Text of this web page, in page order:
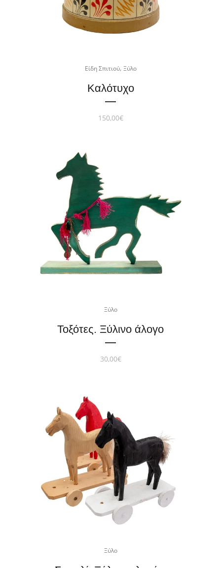
Είδη Σπιτιού, Ξύλο
Καλότυχο
150,00€
Ξύλο
Τοξότες. Ξύλινο άλογο
30,00€
Ξύλο